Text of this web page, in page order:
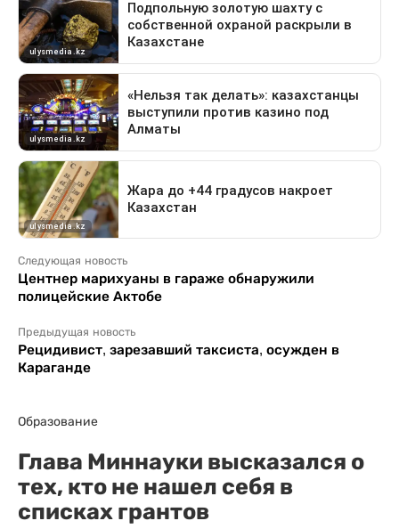
Следующая новость
Центнер марихуаны в гараже обнаружили
полицейские Актобе
Предыдущая новость
Рецидивист, зарезавший таксиста, осужден в
Караганде
Образование
Глава Миннауки высказался о
тех, кто не нашел себя в
списках грантов